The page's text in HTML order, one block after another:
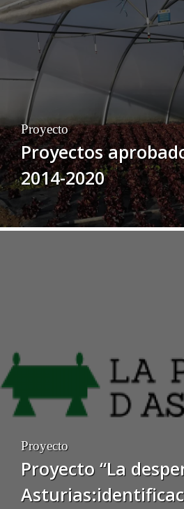
Proyecto
Proyectos
2014-2020
Proyecto
Proyecto “La